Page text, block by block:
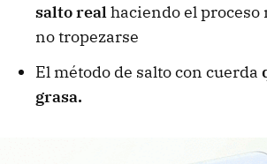
salto real haciendo el proceso
no tropezarse
El método de salto con cuerda
grasa.